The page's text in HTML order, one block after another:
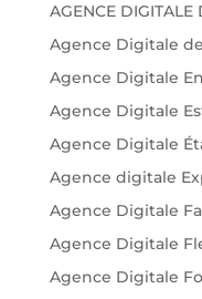
AGENCE
Agence Digitale
Agence Digitale
Agence Digitale
Agence Digitale
Agence digitale
Agence Digitale
Agence Digitale
Agence Digitale